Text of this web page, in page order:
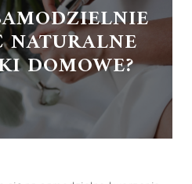
NATURALNE
DOMOWE?